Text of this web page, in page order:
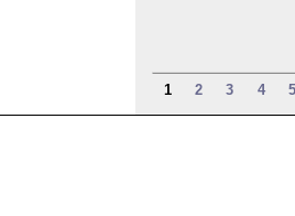
1 2 3 4 5